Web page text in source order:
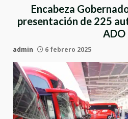
Encabeza
presentación de 225
ADO
admin 6 febrero 2025